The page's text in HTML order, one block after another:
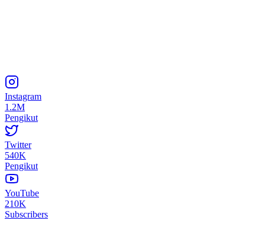
Instagram
1.2M
Pengikut
Twitter
540K
Pengikut
YouTube
210K
Subscribers